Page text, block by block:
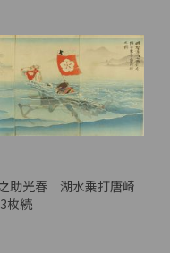
助光春 湖水乗打唐崎
続